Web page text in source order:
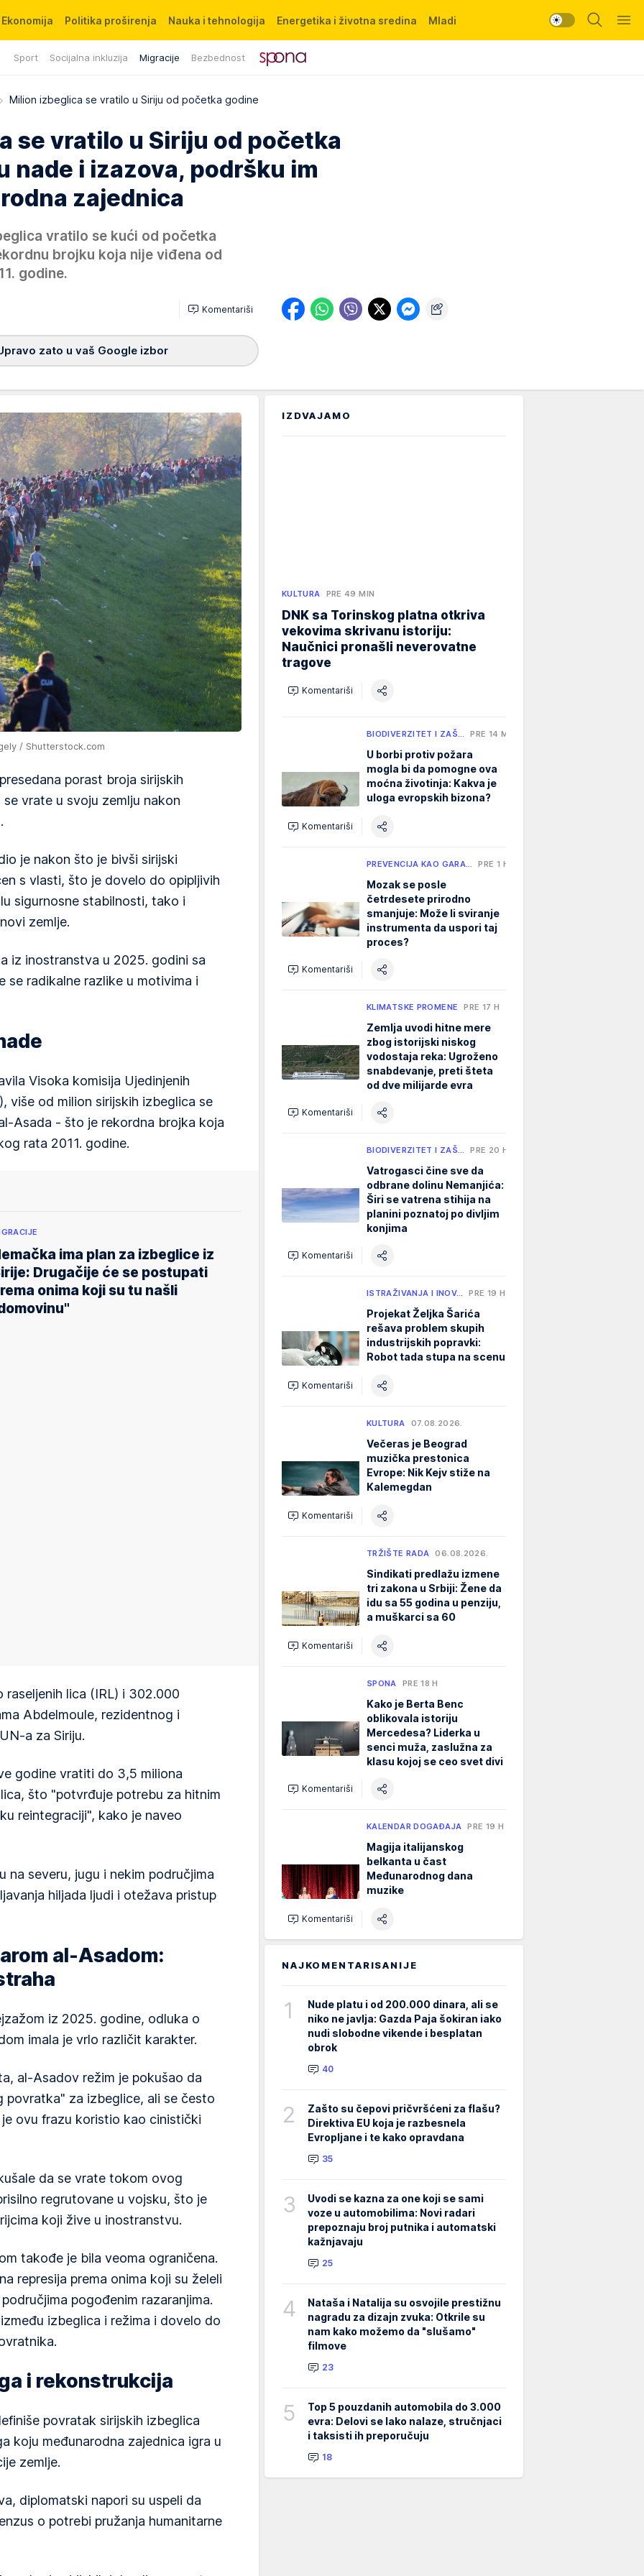
Sport Socijalna inkluzija Migracije Bezbednost
Ekonomija Politika proširenja Nauka i tehnologija Energetika i životna sredina Mladi
Milion izbeglica se vratilo u Siriju od početka godine
se vratilo u Siriju od početka
nade i izazova, podršku im
zajednica
vratilo se kući od početka
brojku koja nije viđena od
godine.
Komentariši
zato u vaš Google izbor
/ Shutterstock.com
porast broja sirijskih
vrate u svoju zemlju nakon
je nakon što je bivši sirijski
s vlasti, što je dovelo do opipljivih
sigurnosne stabilnosti, tako i
zemlje.
iz inostranstva u 2025. godini sa
se radikalne razlike u motivima i
Visoka komisija Ujedinjenih
više od milion sirijskih izbeglica se
Asada - što je rekordna brojka koja
rata 2011. godine.
ima plan za izbeglice iz
Drugačije će se postupati
onima koji su tu našli
lica (IRL) i 302.000
Abdelmoule, rezidentnog i
a za Siriju.
godine vratiti do 3,5 miliona
što "potvrđuje potrebu za hitnim
reintegraciji", kako je naveo
na severu, jugu i nekim područjima
hiljada ljudi i otežava pristup
al-Asadom:
iz 2025. godine, odluka o
imala je vrlo različit karakter.
al-Asadov režim je pokušao da
povratka" za izbeglice, ali se često
ovu frazu koristio kao cinistički
da se vrate tokom ovog
regrutovane u vojsku, što je
koji žive u inostranstvu.
takođe je bila veoma ograničena.
represija prema onima koji su želeli
pogođenim razaranjima.
izbeglica i režima i dovelo do
i rekonstrukcija
povratak sirijskih izbeglica
koju međunarodna zajednica igra u
zemlje.
diplomatski napori su uspeli da
o potrebi pružanja humanitarne
IZDVAJAMO
KULTURA PRE 49 MIN
DNK sa Torinskog platna otkriva
vekovima skrivanu istoriju:
Naučnici pronašli neverovatne
tragove
Komentariši
BIODIVERZITET I ZAŠ… PRE 14 MIN
U borbi protiv požara
mogla bi da pomogne ova
moćna životinja: Kakva je
uloga evropskih bizona?
Komentariši
PREVENCIJA KAO GARA… PRE 1 H
Mozak se posle
četrdesete prirodno
smanjuje: Može li sviranje
instrumenta da uspori taj
proces?
Komentariši
KLIMATSKE PROMENE PRE 17 H
Zemlja uvodi hitne mere
zbog istorijski niskog
vodostaja reka: Ugroženo
snabdevanje, preti šteta
od dve milijarde evra
Komentariši
BIODIVERZITET I ZAŠ… PRE 20 H
Vatrogasci čine sve da
odbrane dolinu Nemanjića:
Širi se vatrena stihija na
planini poznatoj po divljim
konjima
Komentariši
ISTRAŽIVANJA I INOV… PRE 19 H
Projekat Željka Šarića
rešava problem skupih
industrijskih popravki:
Robot tada stupa na scenu
Komentariši
KULTURA 07.08.2026.
Večeras je Beograd
muzička prestonica
Evrope: Nik Kejv stiže na
Kalemegdan
Komentariši
TRŽIŠTE RADA 06.08.2026.
Sindikati predlažu izmene
tri zakona u Srbiji: Žene da
idu sa 55 godina u penziju,
a muškarci sa 60
Komentariši
SPONA PRE 18 H
Kako je Berta Benc
oblikovala istoriju
Mercedesa? Liderka u
senci muža, zaslužna za
klasu kojoj se ceo svet divi
Komentariši
KALENDAR DOGAĐAJA PRE 19 H
Magija italijanskog
belkanta u čast
Međunarodnog dana
muzike
Komentariši
NAJKOMENTARISANIJE
1
Nude platu i od 200.000 dinara, ali se
niko ne javlja: Gazda Paja šokiran iako
nudi slobodne vikende i besplatan
obrok
40
2
Zašto su čepovi pričvršćeni za flašu?
Direktiva EU koja je razbesnela
Evropljane i te kako opravdana
35
3
Uvodi se kazna za one koji se sami
voze u automobilima: Novi radari
prepoznaju broj putnika i automatski
kažnjavaju
25
4
Nataša i Natalija su osvojile prestižnu
nagradu za dizajn zvuka: Otkrile su
nam kako možemo da "slušamo"
filmove
23
5
Top 5 pouzdanih automobila do 3.000
evra: Delovi se lako nalaze, stručnjaci
i taksisti ih preporučuju
18